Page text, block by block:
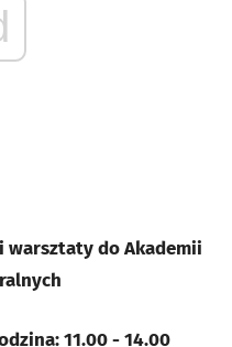
warsztatydo Akademii
11.00 - 14.00